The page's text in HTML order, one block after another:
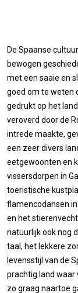
De Spaanse
bewogen
met een saaie en
goed om te weten
gedrukt op het
veroverd door de
intrede maakte,
een zeer divers
eetgewoonten en
vissersdorpen in
toeristische
flamencodansen
en het
natuurlijk ook nog
taal, het lekkere
levensstijl van de
prachtig land waar
zo graag naartoe